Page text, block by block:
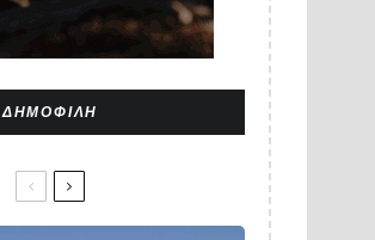
ΔΗΜΟΦΙΛΉ